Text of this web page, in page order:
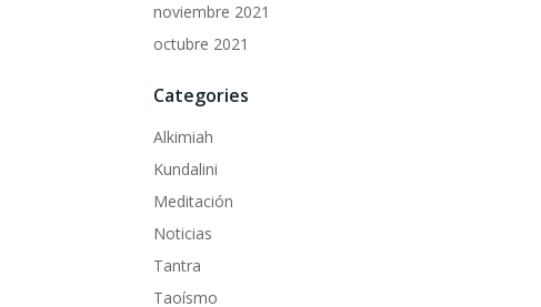
noviembre 2021
octubre 2021
Categories
Alkimiah
Kundalini
Meditación
Noticias
Tantra
Taoísmo